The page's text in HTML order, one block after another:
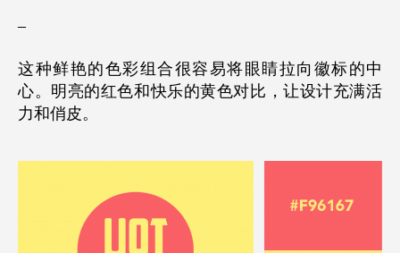
–
这种鲜艳的色彩组合很容易将眼睛拉向徽标的中
心。明亮的红色和快乐的黄色对比，让设计充满活
力和俏皮。